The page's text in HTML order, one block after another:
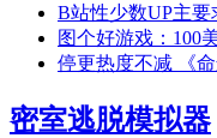
B站性少数UP主要
图个好游戏：100
停更热度不减 《
密室逃脱模拟器